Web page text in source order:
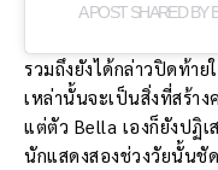
A POST SHARED BY
รวมถึงยังได้กล่าวปิดท้า
เหล่านั้นจะเป็นสิ่งที่สร้าง
แต่ตัว Bella เองก็ยังปฏิเ
นักแสดงสองช่วงวัยนั้นชั